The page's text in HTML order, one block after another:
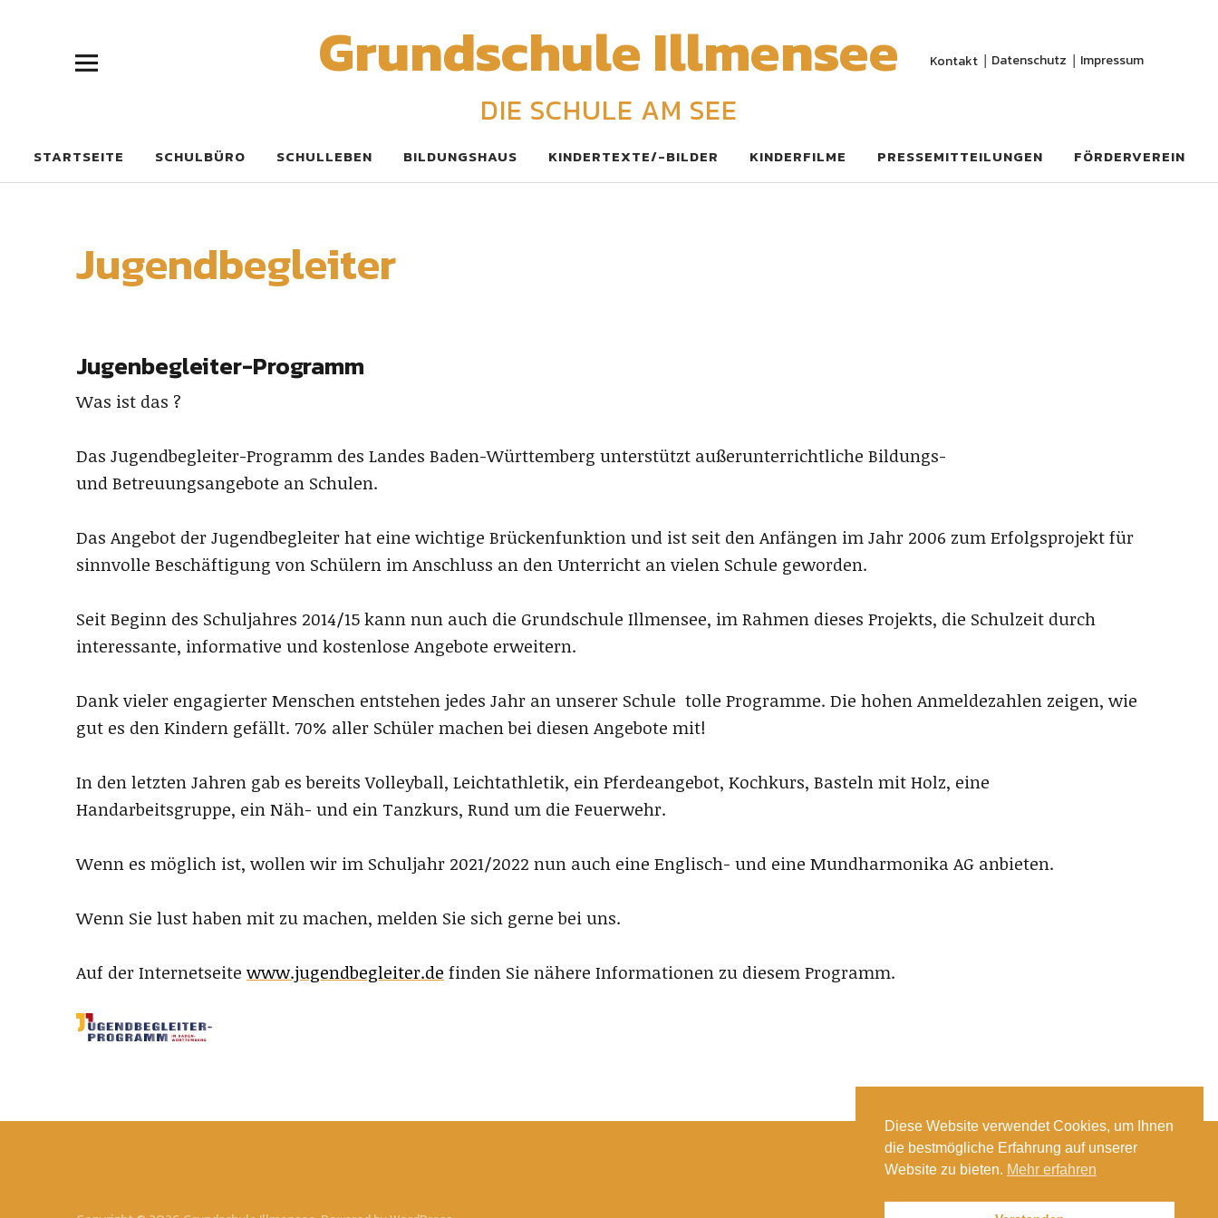
Grundschule Illmensee
DIE SCHULE AM SEE
Kontakt Datenschutz Impressum
STARTSEITE SCHULBÜRO SCHULLEBEN BILDUNGSHAUS KINDERTEXTE/-BILDER KINDERFILME PRESSEMITTEILUNGEN FÖRDERVEREIN
Jugendbegleiter
Jugenbegleiter-Programm
Was ist das ?
Das Jugendbegleiter-Programm des Landes Baden-Württemberg unterstützt außerunterrichtliche Bildungs-
und Betreuungsangebote an Schulen.
Das Angebot der Jugendbegleiter hat eine wichtige Brückenfunktion und ist seit den Anfängen im Jahr 2006 zum Erfolgsprojekt für
sinnvolle Beschäftigung von Schülern im Anschluss an den Unterricht an vielen Schule geworden.
Seit Beginn des Schuljahres 2014/15 kann nun auch die Grundschule Illmensee, im Rahmen dieses Projekts, die Schulzeit durch
interessante, informative und kostenlose Angebote erweitern.
Dank vieler engagierter Menschen entstehen jedes Jahr an unserer Schule tolle Programme. Die hohen Anmeldezahlen zeigen, wie
gut es den Kindern gefällt. 70% aller Schüler machen bei diesen Angebote mit!
In den letzten Jahren gab es bereits Volleyball, Leichtathletik, ein Pferdeangebot, Kochkurs, Basteln mit Holz, eine
Handarbeitsgruppe, ein Näh- und ein Tanzkurs, Rund um die Feuerwehr.
Wenn es möglich ist, wollen wir im Schuljahr 2021/2022 nun auch eine Englisch- und eine Mundharmonika AG anbieten.
Wenn Sie lust haben mit zu machen, melden Sie sich gerne bei uns.
Auf der Internetseite www.jugendbegleiter.de finden Sie nähere Informationen zu diesem Programm.
Diese Website verwendet Cookies, um Ihnen
die bestmögliche Erfahrung auf unserer
Website zu bieten. Mehr erfahren